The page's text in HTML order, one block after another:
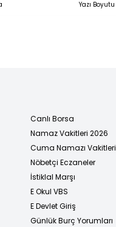
Yazı Boyutu
Canlı Borsa
Namaz Vakitleri 2026
Cuma Namazı Vakitleri
Nöbetçi Eczaneler
İstiklal Marşı
E Okul VBS
E Devlet Giriş
Günlük Burç Yorumları